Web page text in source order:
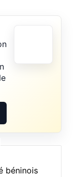
béninois